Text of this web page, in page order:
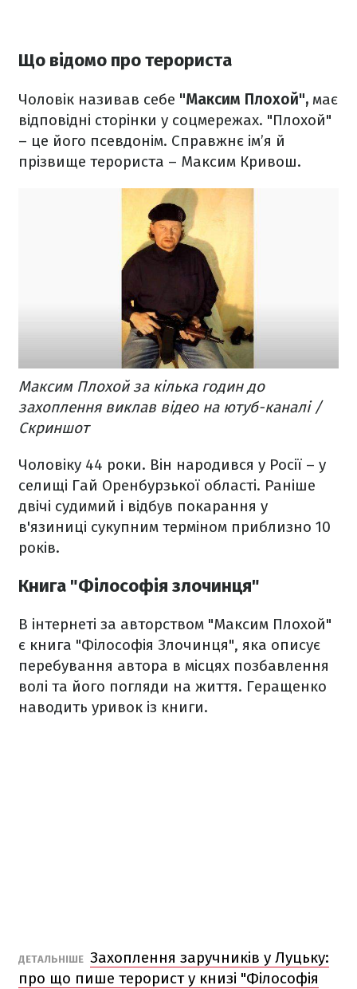
Що відомо про терориста
Чоловік називав себе "Максим Плохой", має
відповідні сторінки у соцмережах. "Плохой"
– це його псевдонім. Справжнє ім’я й
прізвище терориста – Максим Кривош.
Максим Плохой за кілька годин до
захоплення виклав відео на ютуб-каналі /
Скриншот
Чоловіку 44 роки. Він народився у Росії – у
селищі Гай Оренбурзької області. Раніше
двічі судимий і відбув покарання у
в'язиниці сукупним терміном приблизно 10
років.
Книга "Філософія злочинця"
В інтернеті за авторством "Максим Плохой"
є книга "Філософія Злочинця", яка описує
перебування автора в місцях позбавлення
волі та його погляди на життя. Геращенко
наводить уривок із книги.
ДЕТАЛЬНІШЕ Захоплення заручників у Луцьку:
про що пише терорист у книзі "Філософія